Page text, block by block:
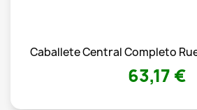
Caballete Central Completo
63,17 €